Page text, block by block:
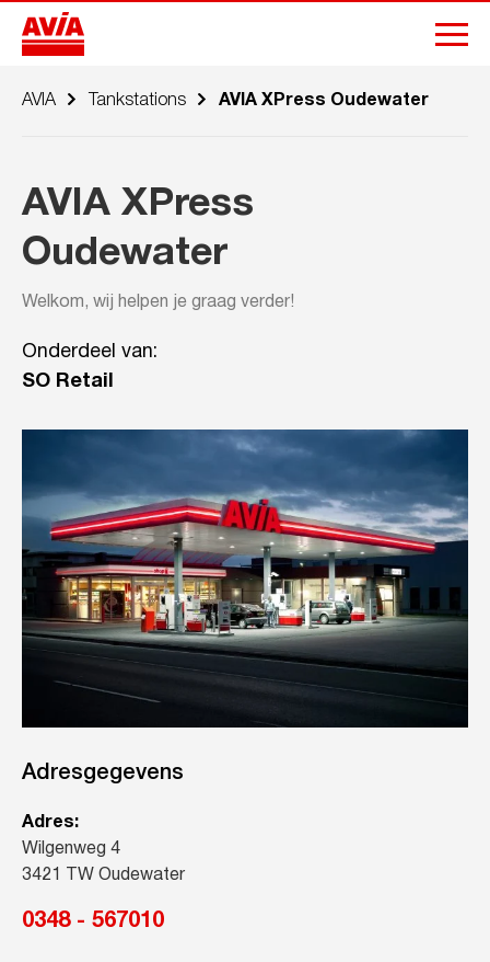
AVIA Tankstations AVIA XPress Oudewater
AVIA XPress
Oudewater
Welkom, wij helpen je graag verder!
Onderdeel van:
SO Retail
Adresgegevens
Adres:
Wilgenweg 4
3421 TW Oudewater
0348 - 567010